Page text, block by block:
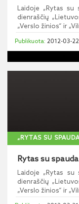
Laidoje „Rytas su
dienraščių
„Verslo žinios“ ir
2012-03-22
„RYTAS SU
Rytas su spauda
Laidoje „Rytas su
dienraščių
„Verslo žinios“ ir